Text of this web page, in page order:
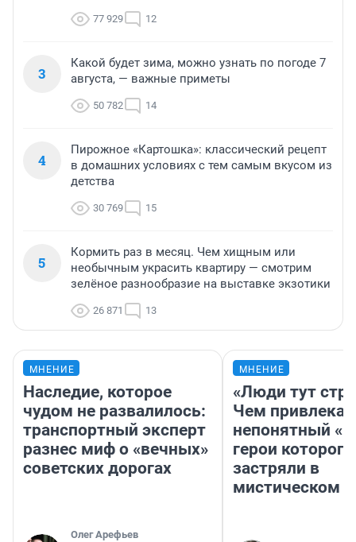
77 929 12
3
Какой будет зима, можно узнать по погоде 7
августа, — важные приметы
50 782 14
4
Пирожное «Картошка»: классический рецепт
в домашних условиях с тем самым вкусом из
детства
30 769 15
5
Кормить раз в месяц. Чем хищным или
необычным украсить квартиру — смотрим
зелёное разнообразие на выставке экзотики
26 871 13
МНЕНИЕ
Наследие, которое
чудом не развалилось:
транспортный эксперт
разнес миф о «вечных»
советских дорогах
Олег Арефьев
МНЕНИЕ
«Люди тут
Чем
непонятный
герои которого
застряли в
мистическом